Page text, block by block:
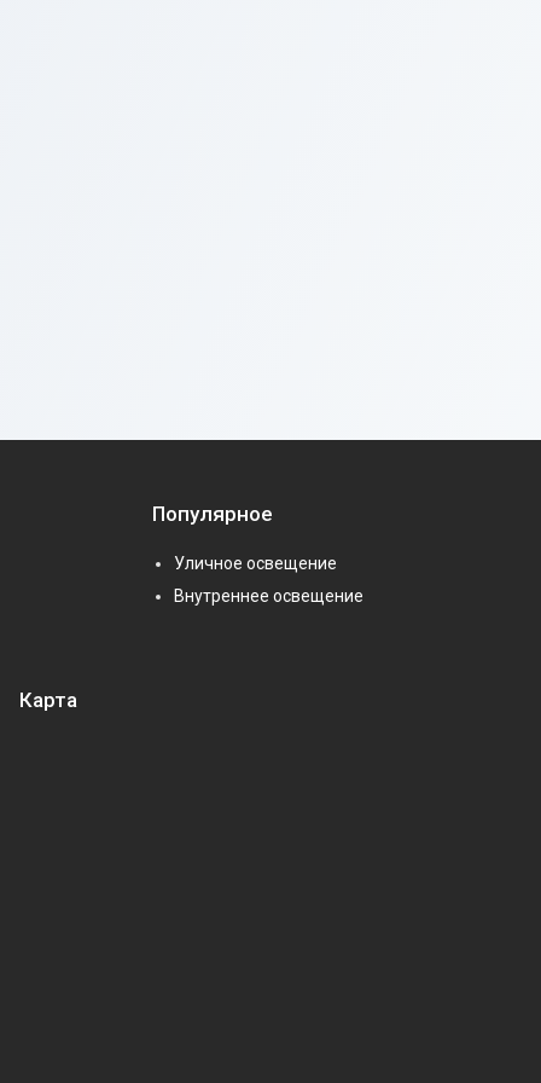
Популярное
Уличное освещение
Внутреннее освещение
Карта